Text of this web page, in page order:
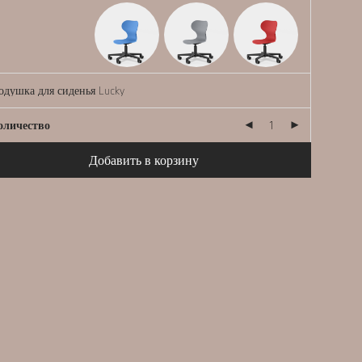
Добавить в корзину